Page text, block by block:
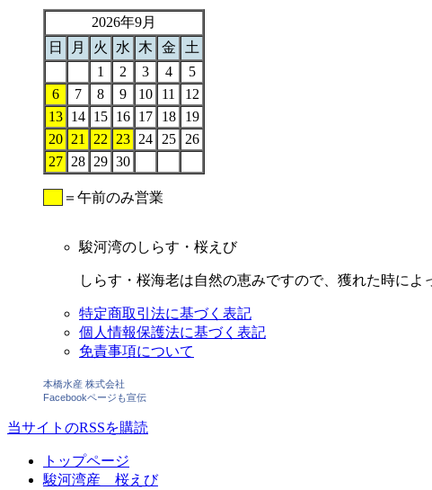
2026年9月
日
月 火 水 木 金
土
1
2 3 4
5
6
7 8 9 10 11
12
13 14 15 16 17 18
19
20 21 22 23 24 25
26
27 28 29 30
＝午前のみ営業
駿河湾のしらす・桜えび
しらす・桜海老は自然の恵みですので、獲れた時に
特定商取引法に基づく表記
個人情報保護法に基づく表記
免責事項について
本橋水産 株式会社
Facebookページも宣伝
当サイトのRSSを購読
トップページ
駿河湾産 桜えび